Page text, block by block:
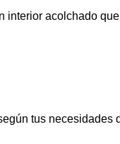
interior acolchado
tus necesidades